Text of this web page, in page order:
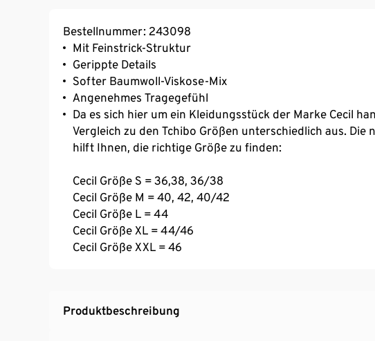
Bestellnummer: 243098
Mit Feinstrick-Struktur
Gerippte Details
Softer Baumwoll-Viskose-Mix
Angenehmes Tragegefühl
Da es sich hier um ein Kleidungsstück der Marke Cecil
Vergleich zu den Tchibo Größen unterschiedlich aus.
hilft Ihnen, die richtige Größe zu finden:
Cecil Größe S = 36,38, 36/38
Cecil Größe M = 40, 42, 40/42
Cecil Größe L = 44
Cecil Größe XL = 44/46
Cecil Größe XXL = 46
Produktbeschreibung